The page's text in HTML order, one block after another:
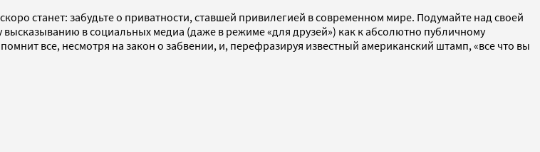
станет: забудьте о приватности, ставшей привилегией в современном мире. Подумайте над своей
в социальных медиа (даже в режиме «для друзей») как к абсолютно публичному
все, несмотря на закон о забвении, и, перефразируя известный американский штамп, «все что вы